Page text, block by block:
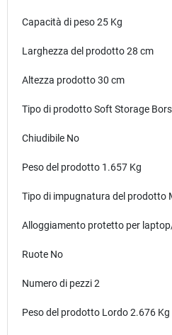
Capacità di peso 25 Kg
Larghezza del prodotto 28 cm
Altezza prodotto 30 cm
Tipo di prodotto Soft Storage
Chiudibile No
Peso del prodotto 1.657 Kg
Tipo di impugnatura del prodotto
Alloggiamento protetto per
Ruote No
Numero di pezzi 2
Peso del prodotto Lordo 2.676 Kg